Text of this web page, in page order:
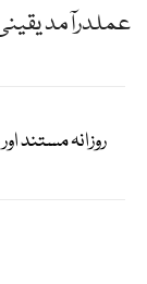
عملدرآمد
روزانہ